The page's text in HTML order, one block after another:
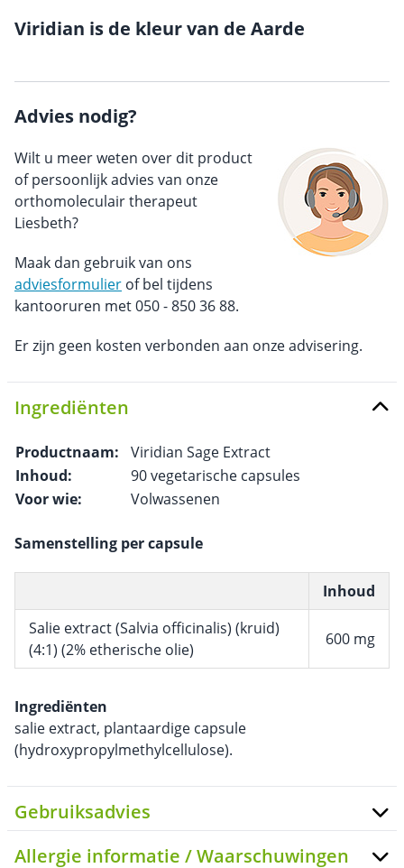
Viridian is de kleur van de Aarde
Advies nodig?
Wilt u meer weten over dit product
of persoonlijk advies van onze
orthomoleculair therapeut
Liesbeth?
Maak dan gebruik van ons
adviesformulier of bel tijdens
kantooruren met 050 - 850 36 88.
Er zijn geen kosten verbonden aan onze advisering.
Ingrediënten
Productnaam:
Viridian Sage Extract
Inhoud:
90 vegetarische capsules
Voor wie:
Volwassenen
Samenstelling per capsule
Inhoud
Salie extract (Salvia officinalis) (kruid)
(4:1) (2% etherische olie)
600 mg
Ingrediënten
salie extract, plantaardige capsule
(hydroxypropylmethylcellulose).
Gebruiksadvies
Allergie informatie / Waarschuwingen